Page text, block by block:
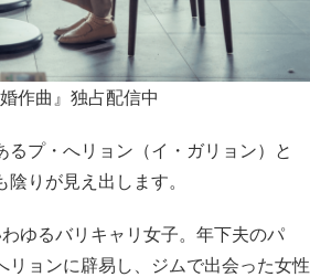
作曲』独占配信中
プ・へリョン（イ・ガリョン）と
りが見え出します。
ゆるバリキャリ女子。年下夫のパ
ョンに辟易し、ジムで出会った女性